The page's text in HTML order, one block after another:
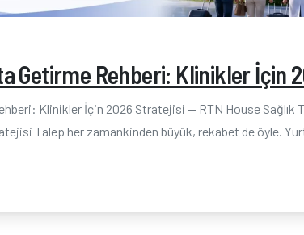
Getirme Rehberi: Klinikler İçin
Klinikler İçin 2026 Stratejisi — RTN House Sağlık
Talep her zamankinden büyük, rekabet de öyle.